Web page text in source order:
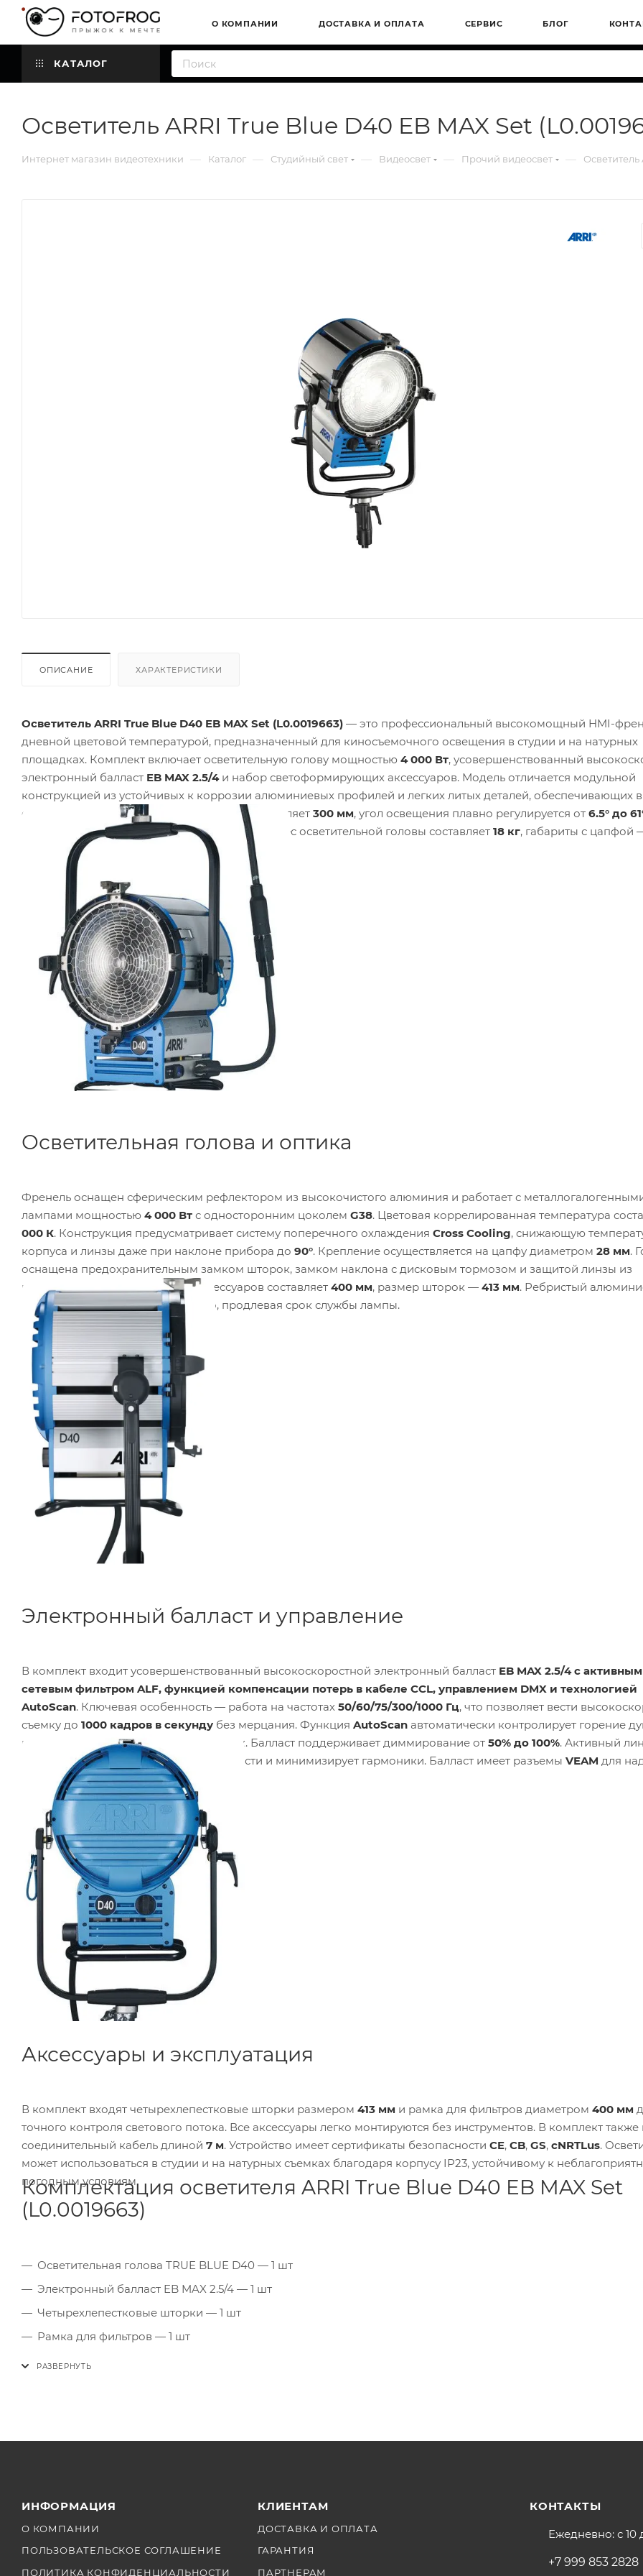
О КОМПАНИИ ДОСТАВКА И ОПЛАТА СЕРВИС БЛОГ
КАТАЛОГ
Осветитель ARRI True Blue D40 EB MAX Set
Интернет магазин видеотехники — Каталог — Студийный свет — Видеосвет — Прочий видеосвет — Осветитель
ОПИСАНИЕ ХАРАКТЕРИСТИКИ
Осветитель ARRI True Blue D40 EB MAX Set (L0.0019663) — это профессиональный высокомощный HMI-
дневной цветовой температурой, предназначенный для киносъемочного освещения в студии и на натурных
площадках. Комплект включает осветительную голову мощностью 4 000 Вт, усовершенствованный
электронный балласт EB MAX 2.5/4и набор светоформирующих аксессуаров. Модель отличается модульной
конструкцией из устойчивых к коррозии алюминиевых профилей и легких литых деталей, обеспечивающих
структурную прочность. Диаметр линзы составляет 300 мм, угол освещения плавно регулируется от 6.5° до
имеет степень защиты
IP23и класс защиты I. Вес осветительной головы составляет 18 кг, габариты с цапфой
534 x 403 мм
Осветительная голова и оптика
Френель оснащен сферическим рефлектором из высокочистого алюминия и работает с
лампами мощностью 4 000 Вт с односторонним цоколем G38. Цветовая коррелированная температура
000 К. Конструкция предусматривает систему поперечного охлаждения Cross Cooling, снижающую
корпуса и линзы даже при наклоне прибора до 90°. Крепление осуществляется на цапфу диаметром 28 мм.
оснащена предохранительным замком шторок, замком наклона с дисковым тормозом и защитой линзы из
нержавеющей стали. Диаметр аксессуаров составляет 400 мм, размер шторок — 413 мм. Ребристый
корпус эффективно отводит тепло, продлевая срок службы лампы.
Электронный балласт и управление
В комплект входит усовершенствованный высокоскоростной электронный балласт EB MAX 2.5/4 с активным
сетевым фильтром ALF, функцией компенсации потерь в кабеле CCL, управлением DMX и технологией
AutoScan. Ключевая особенность — работа на частотах 50/60/75/300/1000 Гц, что позволяет вести
съемку до 1000 кадров в секунду без мерцания. Функция AutoScan автоматически контролирует горение
гарантируя стабильный световой поток. Балласт поддерживает диммирование от 50% до 100%. Активный
фильтр повышает коэффициент мощности и минимизирует гармоники. Балласт имеет разъемы VEAM для
подключения.
Аксессуары и эксплуатация
В комплект входят четырехлепестковые шторки размером 413 мм и рамка для фильтров диаметром 400 мм
точного контроля светового потока. Все аксессуары легко монтируются без инструментов. В комплект также
соединительный кабель длиной 7 м. Устройство имеет сертификаты безопасности CE, CB, GS, cNRTLus.
может использоваться в студии и на натурных съемках благодаря корпусу IP23, устойчивому к
погодным условиям.
Комплектация осветителя ARRI True Blue D40 EB MAX Set
(L0.0019663)
Осветительная голова TRUE BLUE D40 — 1 шт
Электронный балласт EB MAX 2.5/4 — 1 шт
Четырехлепестковые шторки — 1 шт
Рамка для фильтров — 1 шт
ИНФОРМАЦИЯ
О КОМПАНИИ
ПОЛЬЗОВАТЕЛЬСКОЕ СОГЛАШЕНИЕ
ПОЛИТИКА КОНФИДЕНЦИАЛЬНОСТИ
КЛИЕНТАМ
ДОСТАВКА И ОПЛАТА
ГАРАНТИЯ
ПАРТНЕРАМ
КОНТАКТЫ
Ежедневно: с 10
+7 999 853 2828